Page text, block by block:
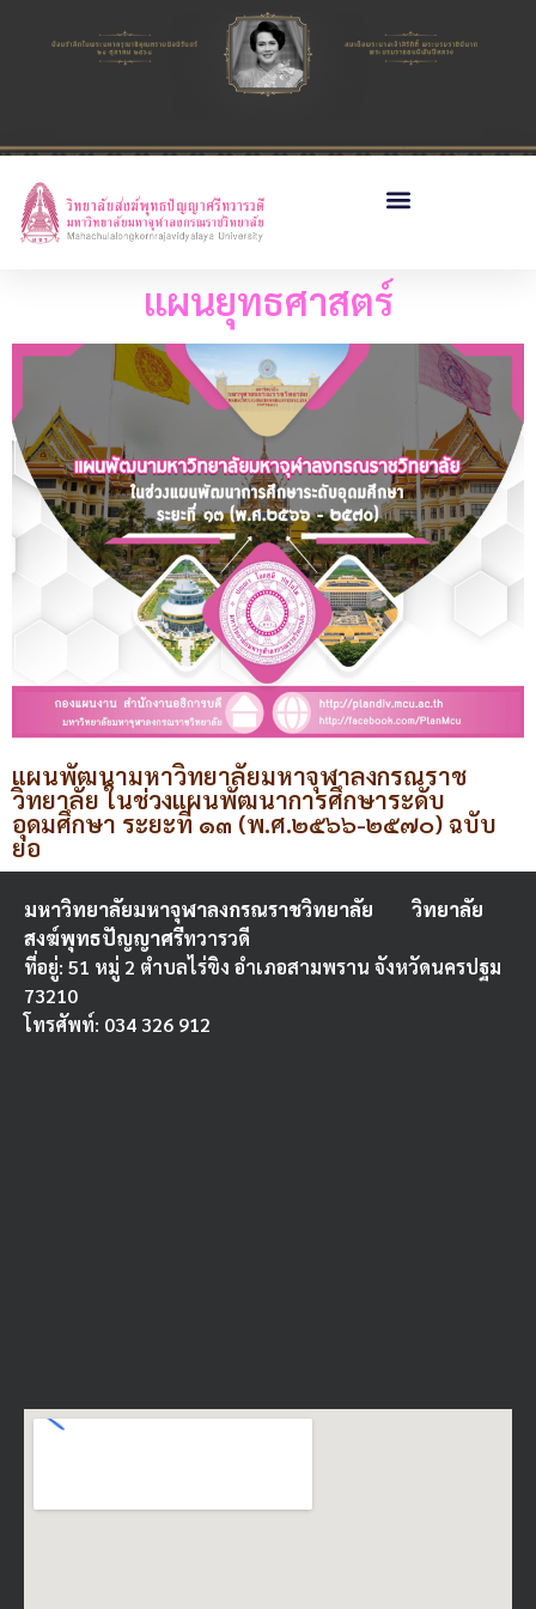
แผนยุทธศาสตร์
แผนพัฒนามหาวิทยาลัยมหาจุฬาลงกรณราช
วิทยาลัย ในช่วงแผนพัฒนาการศึกษาระดับ
อุดมศึกษา ระยะที่ ๑๓ (พ.ศ.๒๕๖๖-๒๕๗๐) ฉบับ
ย่อ
มหาวิทยาลัยมหาจุฬาลงกรณราชวิทยาลัย วิทยาลัย
สงฆ์พุทธปัญญาศรีทวารวดี
ที่อยู่: 51 หมู่ 2 ตำบลไร่ขิง อำเภอสามพราน จังหวัดนครปฐม
73210
โทรศัพท์: 034 326 912